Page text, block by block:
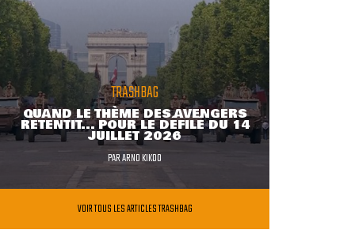
TRASHBAG
QUAND LE THÈME DES AVENGERS
RETENTIT... POUR LE DÉFILÉ DU 14
JUILLET 2026
PARARNO KIKOO
VOIR TOUS LES ARTICLES TRASHBAG